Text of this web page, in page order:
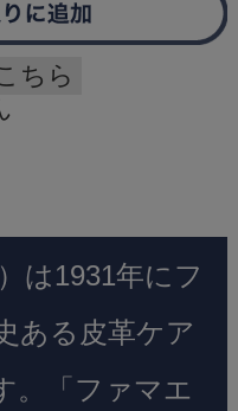
ちら
は1931年にフ
ある皮革ケア
。「ファマエ